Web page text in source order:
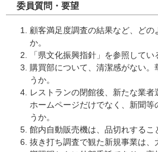
委員質問・要望
顧客満足度調査の結果など、どの
か。
「県文化振興指針」を参照してい
購買部について、清潔感がない
うか。
レストランの閉館後、新たな業者
ホームページだけでなく、新聞
うか。
館内自動販売機は、品切れするこ
抜き打ち調査で観た新規事業は